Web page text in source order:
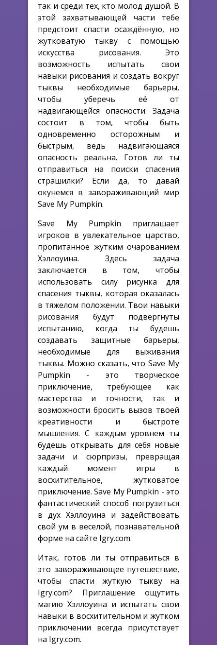
так и среди тех, кто молод душой. В
этой захватывающей части тебе
предстоит спасти осаждённую, но
жутковатую тыкву с помощью
искусства рисования. Это
возможность испытать свои
навыки рисования и создать вокруг
тыквы необходимые барьеры,
чтобы уберечь её от
надвигающейся опасности. Задача
состоит в том, чтобы быть
одновременно осторожным и
быстрым, ведь надвигающаяся
опасность реальна. Готов ли ты
отправиться на поиски спасения
страшилки? Если да, то давай
окунемся в завораживающий мир
Save My Pumpkin.
Save My Pumpkin приглашает
игроков в увлекательное царство,
пропитанное жутким очарованием
Хэллоуина. Здесь задача
заключается в том, чтобы
использовать силу рисунка для
спасения тыквы, которая оказалась
в тяжелом положении. Твои навыки
рисования будут подвергнуты
испытанию, когда ты будешь
создавать защитные барьеры,
необходимые для выживания
тыквы. Можно сказать, что Save My
Pumpkin - это творческое
приключение, требующее как
мастерства и точности, так и
возможности бросить вызов твоей
креативности и быстроте
мышления. С каждым уровнем ты
будешь открывать для себя новые
задачи и сюрпризы, превращая
каждый момент игры в
восхитительное, жутковатое
приключение. Save My Pumpkin - это
фантастический способ погрузиться
в дух Хэллоуина и задействовать
свой ум в веселой, познавательной
форме на сайте Igry.com.
Итак, готов ли ты отправиться в
это завораживающее путешествие,
чтобы спасти жуткую тыкву на
Igry.com? Приглашение ощутить
магию Хэллоуина и испытать свои
навыки в восхитительном и жутком
приключении всегда присутствует
на Igry.com.